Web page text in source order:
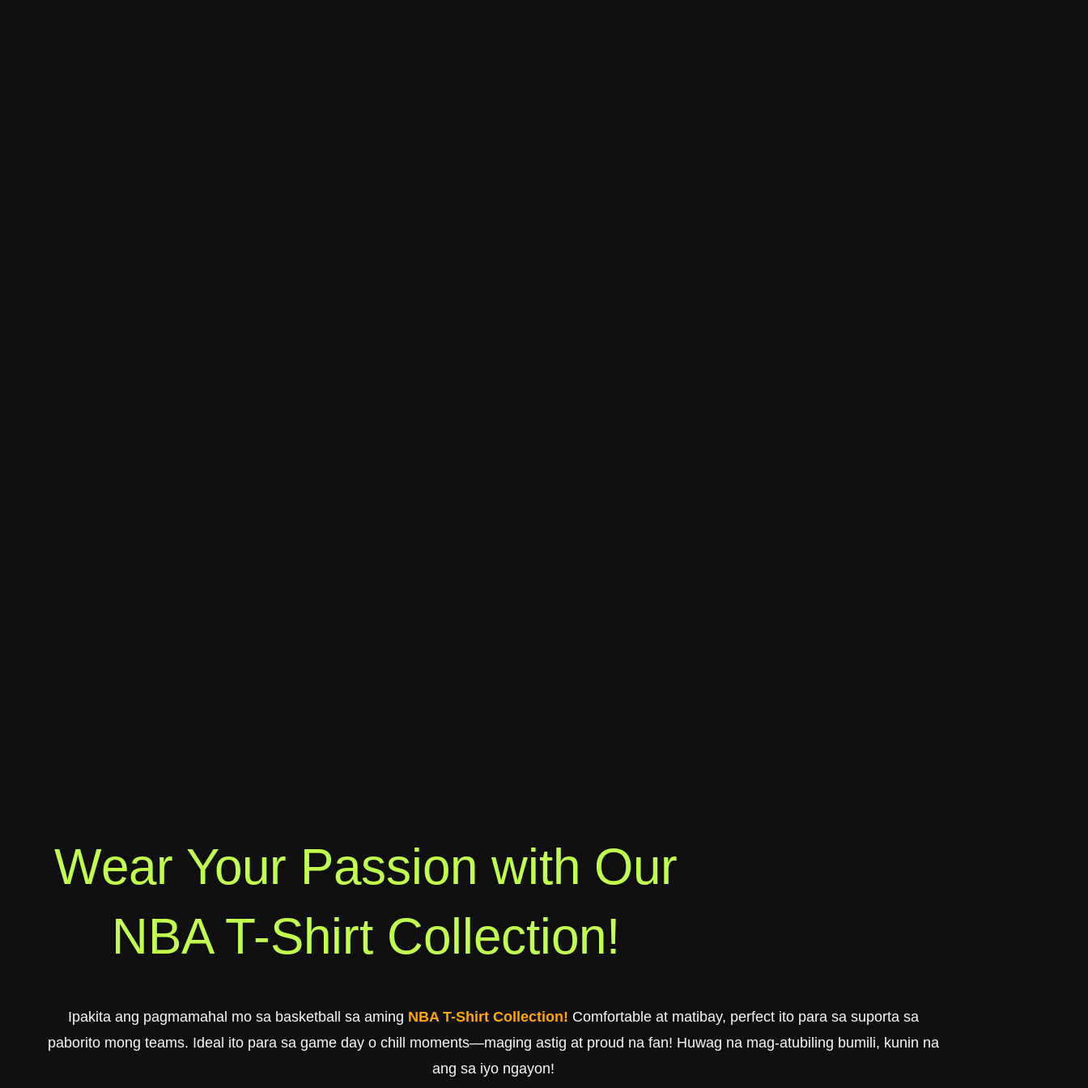
Wear Your Passion with Our
NBA T-Shirt Collection!
Ipakita ang pagmamahal mo sa basketball sa aming NBA T-Shirt Collection! Comfortable at matibay, perfect ito para sa suporta sa
paborito mong teams. Ideal ito para sa game day o chill moments—maging astig at proud na fan! Huwag na mag-atubiling bumili, kunin na
ang sa iyo ngayon!